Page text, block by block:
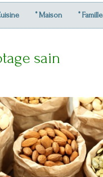
° Maison ° Famille
sain